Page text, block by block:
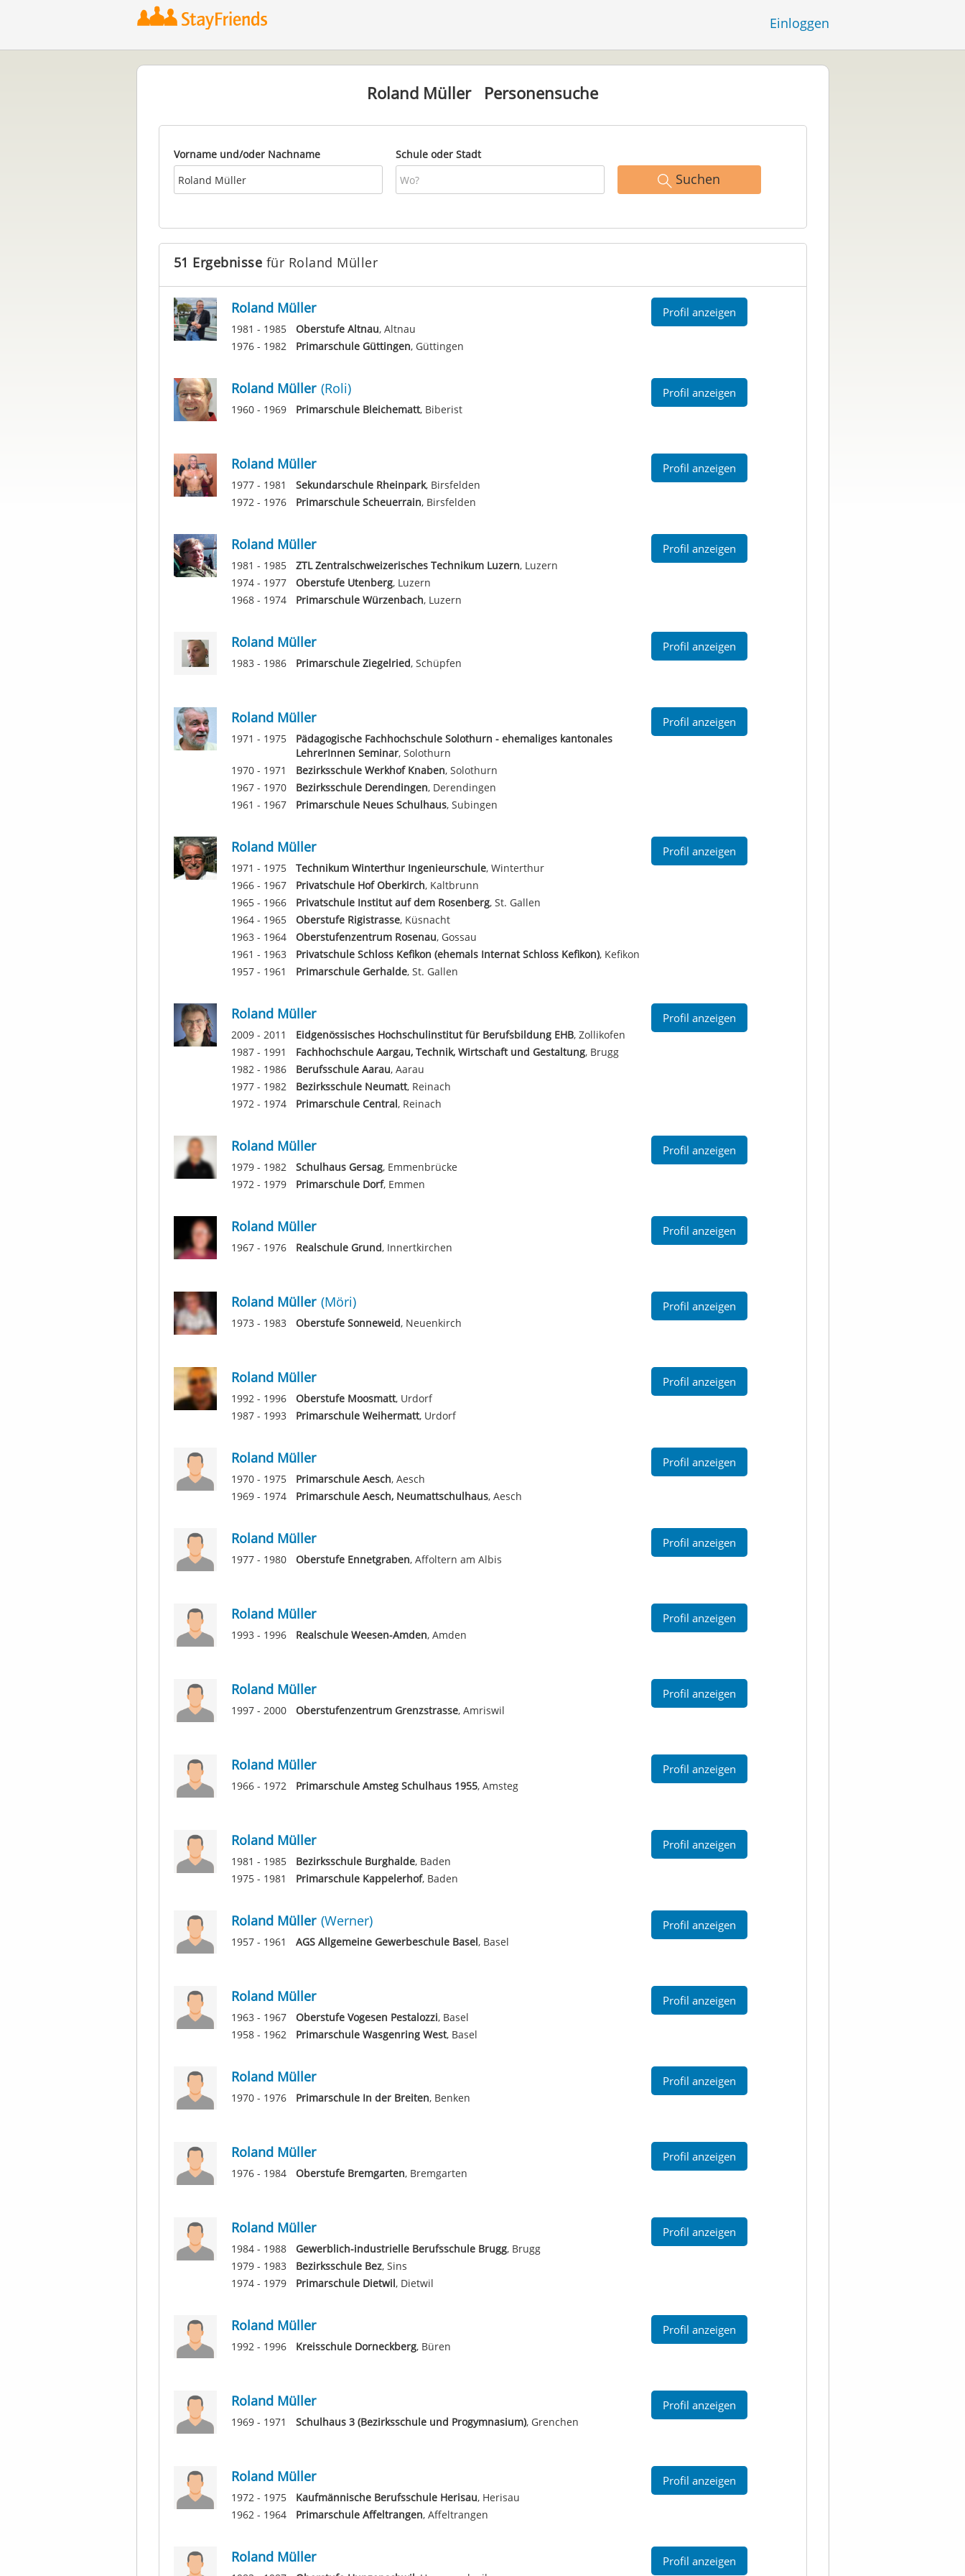
Einloggen
Roland MüllerPersonensuche
Vorname und/oder Nachname Schule oder Stadt
Suchen
51 Ergebnisse für Roland Müller
Roland Müller
1981 - 1985 Oberstufe Altnau, Altnau
1976 - 1982
Primarschule Güttingen, Güttingen
Profil anzeigen
Roland Müller (Roli)
1960 - 1969 Primarschule Bleichematt, Biberist
Profil anzeigen
Roland Müller
1977 - 1981 Sekundarschule Rheinpark, Birsfelden
1972 - 1976
Primarschule Scheuerrain, Birsfelden
Profil anzeigen
Roland Müller
1981 - 1985 ZTL Zentralschweizerisches Technikum Luzern, Luzern
1974 - 1977
Oberstufe Utenberg, Luzern
1968 - 1974
Primarschule Würzenbach, Luzern
Profil anzeigen
Roland Müller
1983 - 1986 Primarschule Ziegelried, Schüpfen
Profil anzeigen
Roland Müller
1971 - 1975
Pädagogische Fachhochschule Solothurn - ehemaliges kantonales
LehrerInnen Seminar, Solothurn
1970 - 1971
Bezirksschule Werkhof Knaben, Solothurn
1967 - 1970
Bezirksschule Derendingen, Derendingen
1961 - 1967
Primarschule Neues Schulhaus, Subingen
Profil anzeigen
Roland Müller
1971 - 1975 Technikum Winterthur Ingenieurschule, Winterthur
1966 - 1967
Privatschule Hof Oberkirch, Kaltbrunn
1965 - 1966
Privatschule Institut auf dem Rosenberg, St. Gallen
1964 - 1965
Oberstufe Rigistrasse, Küsnacht
1963 - 1964
Oberstufenzentrum Rosenau, Gossau
1961 - 1963
Privatschule Schloss Kefikon (ehemals Internat Schloss Kefikon), Kefikon
1957 - 1961
Primarschule Gerhalde, St. Gallen
Profil anzeigen
Roland Müller
2009 - 2011 Eidgenössisches Hochschulinstitut für Berufsbildung EHB, Zollikofen
1987 - 1991
Fachhochschule Aargau, Technik, Wirtschaft und Gestaltung, Brugg
1982 - 1986
Berufsschule Aarau, Aarau
1977 - 1982
Bezirksschule Neumatt, Reinach
1972 - 1974
Primarschule Central, Reinach
Profil anzeigen
Roland Müller
1979 - 1982 Schulhaus Gersag, Emmenbrücke
1972 - 1979
Primarschule Dorf, Emmen
Profil anzeigen
Roland Müller
1967 - 1976 Realschule Grund, Innertkirchen
Profil anzeigen
Roland Müller (Möri)
1973 - 1983 Oberstufe Sonneweid, Neuenkirch
Profil anzeigen
Roland Müller
1992 - 1996 Oberstufe Moosmatt, Urdorf
1987 - 1993
Primarschule Weihermatt, Urdorf
Profil anzeigen
Roland Müller
1970 - 1975 Primarschule Aesch, Aesch
1969 - 1974
Primarschule Aesch, Neumattschulhaus, Aesch
Profil anzeigen
Roland Müller
1977 - 1980 Oberstufe Ennetgraben, Affoltern am Albis
Profil anzeigen
Roland Müller
1993 - 1996 Realschule Weesen-Amden, Amden
Profil anzeigen
Roland Müller
1997 - 2000 Oberstufenzentrum Grenzstrasse, Amriswil
Profil anzeigen
Roland Müller
1966 - 1972 Primarschule Amsteg Schulhaus 1955, Amsteg
Profil anzeigen
Roland Müller
1981 - 1985 Bezirksschule Burghalde, Baden
1975 - 1981
Primarschule Kappelerhof, Baden
Profil anzeigen
Roland Müller (Werner)
1957 - 1961 AGS Allgemeine Gewerbeschule Basel, Basel
Profil anzeigen
Roland Müller
1963 - 1967 Oberstufe Vogesen Pestalozzi, Basel
1958 - 1962
Primarschule Wasgenring West, Basel
Profil anzeigen
Roland Müller
1970 - 1976 Primarschule In der Breiten, Benken
Profil anzeigen
Roland Müller
1976 - 1984 Oberstufe Bremgarten, Bremgarten
Profil anzeigen
Roland Müller
1984 - 1988 Gewerblich-industrielle Berufsschule Brugg, Brugg
1979 - 1983
Bezirksschule Bez, Sins
1974 - 1979
Primarschule Dietwil, Dietwil
Profil anzeigen
Roland Müller
1992 - 1996 Kreisschule Dorneckberg, Büren
Profil anzeigen
Roland Müller
1969 - 1971 Schulhaus 3 (Bezirksschule und Progymnasium), Grenchen
Profil anzeigen
Roland Müller
1972 - 1975 Kaufmännische Berufsschule Herisau, Herisau
1962 - 1964
Primarschule Affeltrangen, Affeltrangen
Profil anzeigen
Roland Müller Profil anzeigen